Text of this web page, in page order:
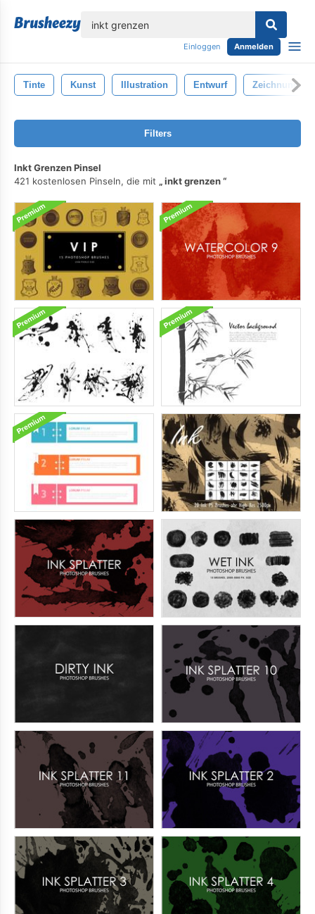
Einloggen Anmelden
Tinte Kunst Illustration Entwurf Zeichnung
Filters
Inkt Grenzen Pinsel
421 kostenlosen Pinseln, die mit
inkt grenzen